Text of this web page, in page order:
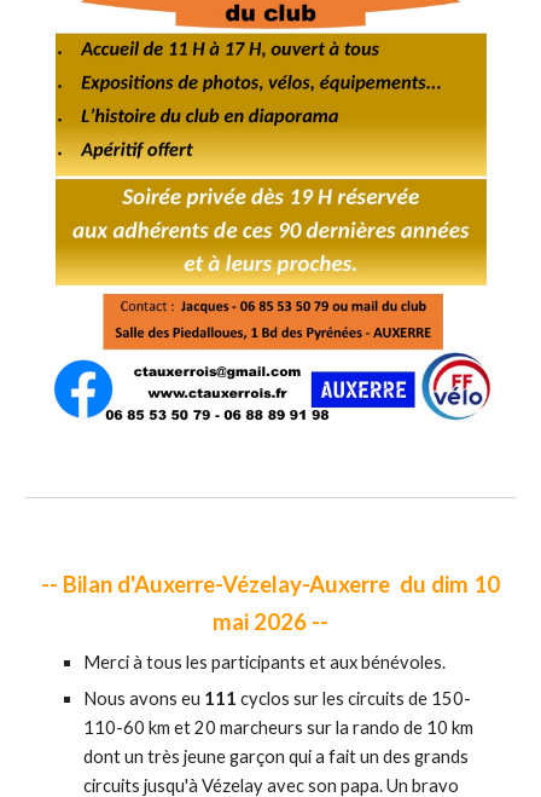
-- Bilan d'Auxerre-Vézelay-Auxerre du dim 10
mai 2026 --
Merci à tous les participants et aux bénévoles.
Nous avons eu 111cyclos sur les circuits de 150-
110-60 km et 20 marcheurs sur la rando de 10 km
dont un très jeune garçon qui a fait un des grands
circuits jusqu'à Vézelay avec son papa. Un bravo